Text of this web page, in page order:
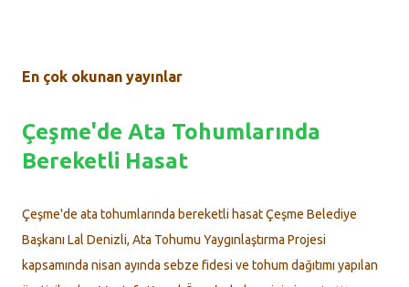
En çok okunan yayınlar
Çeşme'de Ata Tohumlarında
Bereketli Hasat
Çeşme'de ata tohumlarında bereketli hasat Çeşme Belediye
Başkanı Lal Denizli, Ata Tohumu Yaygınlaştırma Projesi
kapsamında nisan ayında sebze fidesi ve tohum dağıtımı yapılan